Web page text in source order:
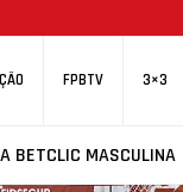
FPBTV 3×3
BETCLIC MASCULINA